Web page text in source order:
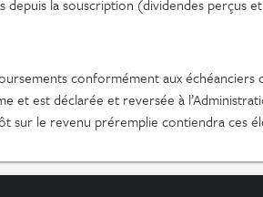
la souscription (dividendes perçus
conformément aux échéanciers
est déclarée et reversée à
sur le revenu préremplie contiendra ces